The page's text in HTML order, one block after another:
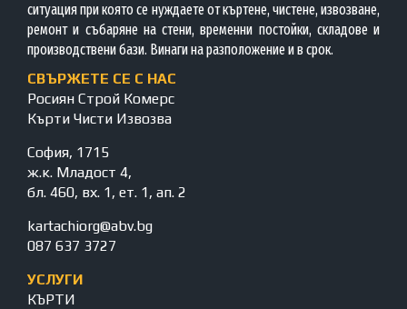
ситуация при която се нуждаете от къртене, чистене, извозване,
ремонт и събаряне на стени, временни постойки, складове и
производствени бази. Винаги на разположение и в срок.
СВЪРЖЕТЕ СЕ С НАС
Росиян Строй Комерс
Кърти Чисти Извозва
София, 1715
ж.к. Младост 4,
бл. 460, вх. 1, ет. 1, ап. 2
kartachiorg@abv.bg
087 637 3727
УСЛУГИ
КЪРТИ